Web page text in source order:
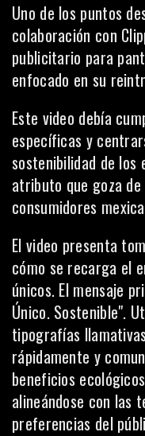
Uno de los puntos
colaboración con
publicitario para
enfocado en su
Este video debía
específicas y
sostenibilidad de los
atributo que goza
consumidores
El video presenta
cómo se recarga el
únicos. El mensaje
Único. Sostenible".
tipografías
rápidamente y
beneficios
alineándose con las
preferencias del